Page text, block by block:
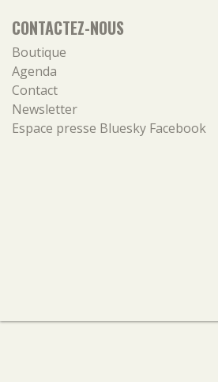
CONTACTEZ-NOUS
Boutique
Agenda
Contact
Newsletter
Espace presse Bluesky Facebook